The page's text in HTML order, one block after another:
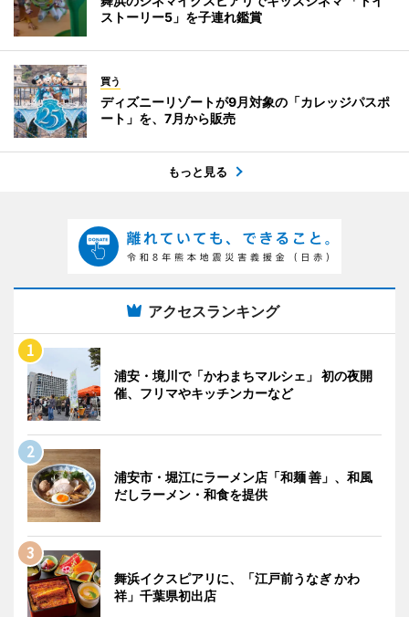
ストーリー5」を子連れ鑑賞
買う
ディズニーリゾートが9月対象の「カレッジパスポ
ート」を、7月から販売
もっと見る
アクセスランキング
浦安・境川で「かわまちマルシェ」 初の夜開
催、フリマやキッチンカーなど
浦安市・堀江にラーメン店「和麺 善」、和風
だしラーメン・和食を提供
舞浜イクスピアリに、「江戸前うなぎ かわ
祥」千葉県初出店